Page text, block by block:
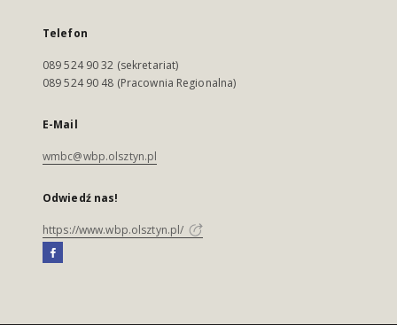
Telefon
089 524 90 32 (sekretariat)
089 524 90 48 (Pracownia Regionalna)
E-Mail
wmbc@wbp.olsztyn.pl
Odwiedź nas!
https://www.wbp.olsztyn.pl/